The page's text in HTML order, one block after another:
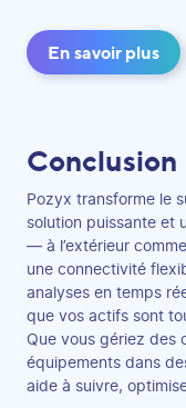
En savoir plus
Conclusion
Pozyx transforme le
solution puissante et
— à l’extérieur
une connectivité
analyses en temps
que vos actifs sont
Que vous gériez des
équipements dans
aide à suivre,